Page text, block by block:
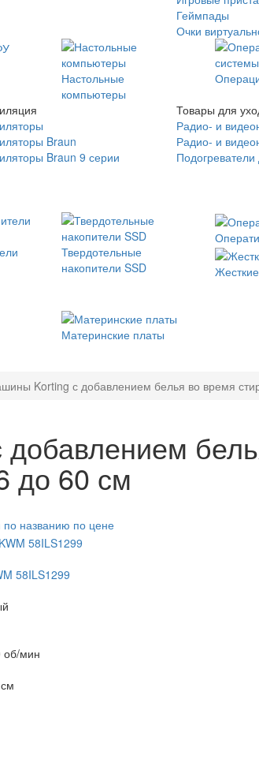
Геймпады
Очки
Настольные
компьютеры
Braun
Braun 9 серии
Товары для
Радио- и
Радио- и
Твердотельные
накопители SSD
Материнские платы
Korting с добавлением белья во время
до 60 см
по названию по цене
58ILS1299
об/мин